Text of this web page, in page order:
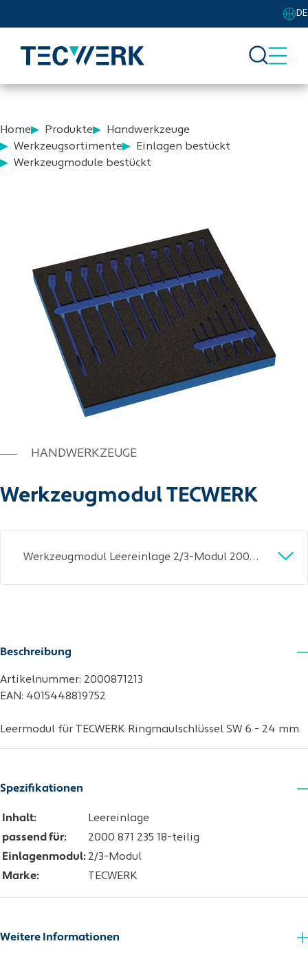
DE
Home Produkte
Handwerkzeuge
Werkzeugsortimente
Einlagen bestückt
Werkzeugmodule bestückt
HANDWERKZEUGE
Werkzeugmodul TECWERK
Werkzeugmodul Leereinlage 2/3-Modul 2000 871 235 18-tlg.TECWERK
Beschreibung
Artikelnummer: 2000871213
EAN: 4015448819752
Leermodul für TECWERK Ringmaulschlüssel SW 6 - 24 mm
Spezifikationen
Inhalt:
Leereinlage
passend für:
2000 871 235 18-teilig
Einlagenmodul: 2/3-Modul
Marke:
TECWERK
Weitere Informationen